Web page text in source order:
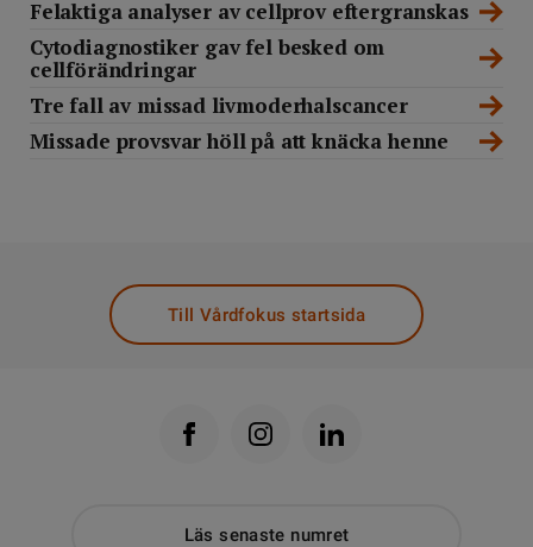
Felaktiga analyser av cellprov eftergranskas
Cytodiagnostiker gav fel besked om
cellförändringar
Tre fall av missad livmoderhalscancer
Missade provsvar höll på att knäcka henne
Till Vårdfokus startsida
Läs senaste numret